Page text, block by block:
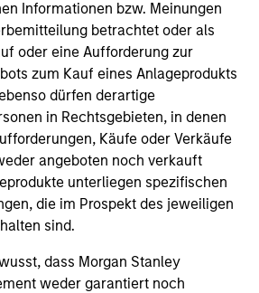
Informationen bzw. Meinungen
betrachtet oder als
oder eine Aufforderung zur
zum Kauf eines Anlageprodukts
dürfen derartige
in Rechtsgebieten, in denen
Käufe oder Verkäufe
angeboten noch verkauft
unterliegen spezifischen
die im Prospekt des jeweiligen
sind.
dass Morgan Stanley
weder garantiert noch
du Général-Dufour, 1204 Genf,
Zahlstelle ist Banque Cantonale
l’Ile, 1204 Genf, Schweiz.
des entsprechenden
zur Vermarktung dieses Fonds in
in dem dieser für den Verkauf
dies in Übereinstimmung mit
Begriffe und
können Sie unserer Seite mit
und abzüglich Gebühren
und Kosten, die bei der Ausgabe